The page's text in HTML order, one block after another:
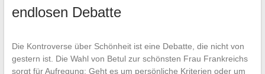
endlosen Debatte
Die Kontroverse über Schönheit ist eine Debatte, die nicht von
gestern ist. Die Wahl von Betul zur schönsten Frau Frankreichs
sorgt für Aufregung: Geht es um persönliche Kriterien oder um